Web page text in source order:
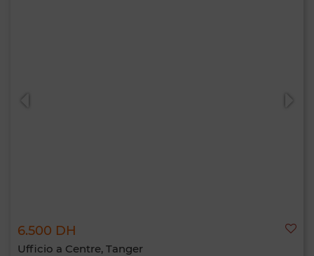
6.500 DH
Ufficio a Centre, Tanger